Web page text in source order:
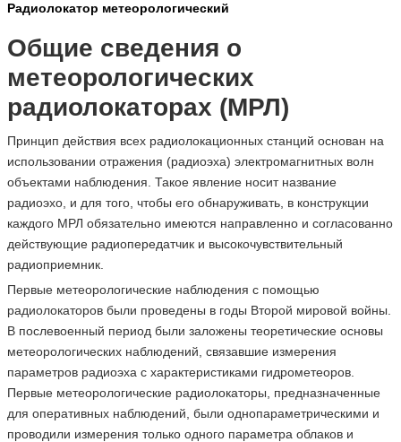
Радиолокатор метеорологический
Общие сведения о
метеорологических
радиолокаторах (МРЛ)
Принцип действия всех радиолокационных станций основан на
использовании отражения (радиоэха) электромагнитных волн
объектами наблюдения. Такое явление носит название
радиоэхо, и для того, чтобы его обнаруживать, в конструкции
каждого МРЛ обязательно имеются направленно и согласованно
действующие радиопередатчик и высокочувствительный
радиоприемник.
Первые метеорологические наблюдения с помощью
радиолокаторов были проведены в годы Второй мировой войны.
В послевоенный период были заложены теоретические основы
метеорологических наблюдений, связавшие измерения
параметров радиоэха с характеристиками гидрометеоров.
Первые метеорологические радиолокаторы, предназначенные
для оперативных наблюдений, были однопараметрическими и
проводили измерения только одного параметра облаков и